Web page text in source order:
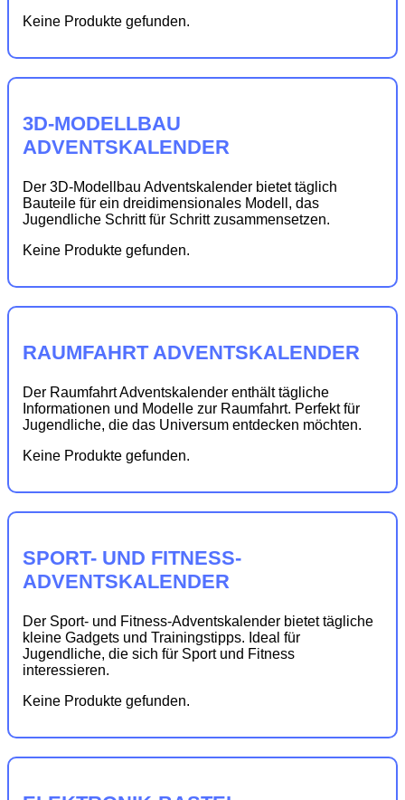
Keine Produkte gefunden.
3D-MODELLBAU
ADVENTSKALENDER
Der 3D-Modellbau Adventskalender bietet täglich
Bauteile für ein dreidimensionales Modell, das
Jugendliche Schritt für Schritt zusammensetzen.
Keine Produkte gefunden.
RAUMFAHRT ADVENTSKALENDER
Der Raumfahrt Adventskalender enthält tägliche
Informationen und Modelle zur Raumfahrt. Perfekt für
Jugendliche, die das Universum entdecken möchten.
Keine Produkte gefunden.
SPORT- UND FITNESS-
ADVENTSKALENDER
Der Sport- und Fitness-Adventskalender bietet tägliche
kleine Gadgets und Trainingstipps. Ideal für
Jugendliche, die sich für Sport und Fitness
interessieren.
Keine Produkte gefunden.